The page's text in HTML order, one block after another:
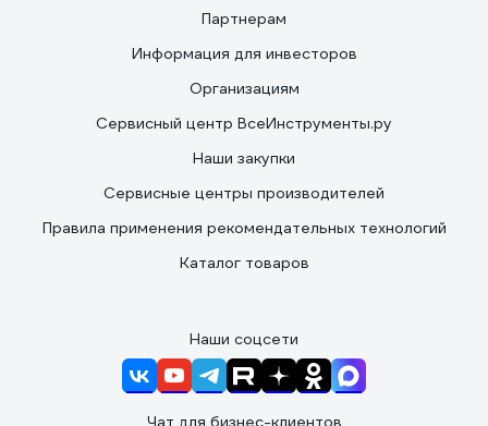
Партнерам
Информация для инвесторов
Организациям
Сервисный центр ВсеИнструменты.ру
Наши закупки
Сервисные центры производителей
Правила применения рекомендательных технологий
Каталог товаров
Наши соцсети
Чат для бизнес-клиентов